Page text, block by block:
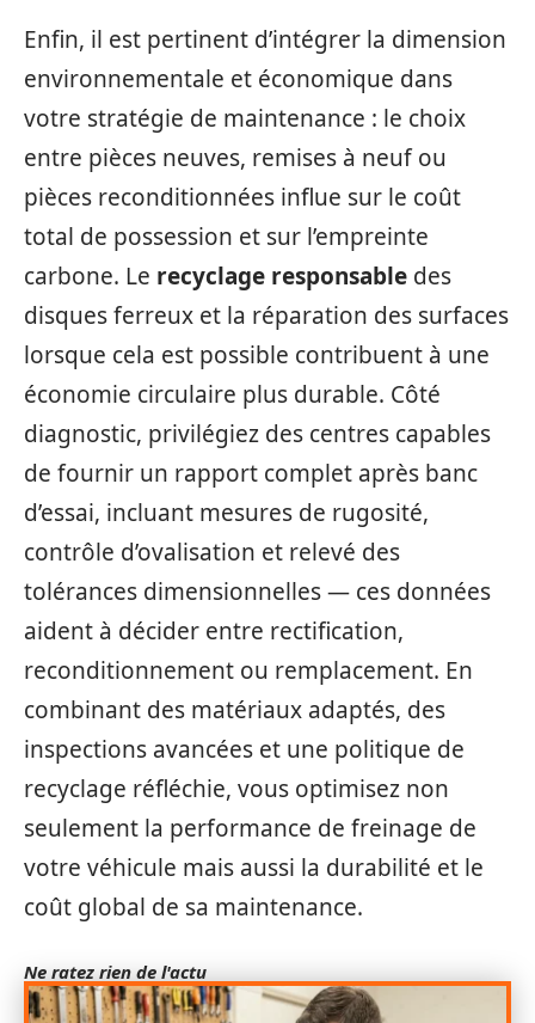
Enfin, il est pertinent d’intégrer la dimension
environnementale et économique dans
votre stratégie de maintenance : le choix
entre pièces neuves, remises à neuf ou
pièces reconditionnées influe sur le coût
total de possession et sur l’empreinte
carbone. Le recyclage responsable des
disques ferreux et la réparation des surfaces
lorsque cela est possible contribuent à une
économie circulaire plus durable. Côté
diagnostic, privilégiez des centres capables
de fournir un rapport complet après banc
d’essai, incluant mesures de rugosité,
contrôle d’ovalisation et relevé des
tolérances dimensionnelles — ces données
aident à décider entre rectification,
reconditionnement ou remplacement. En
combinant des matériaux adaptés, des
inspections avancées et une politique de
recyclage réfléchie, vous optimisez non
seulement la performance de freinage de
votre véhicule mais aussi la durabilité et le
coût global de sa maintenance.
Ne ratez rien de l'actu